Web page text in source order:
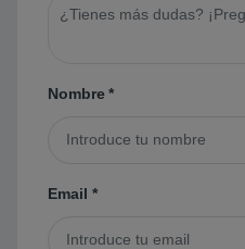
Nombre*
Email *